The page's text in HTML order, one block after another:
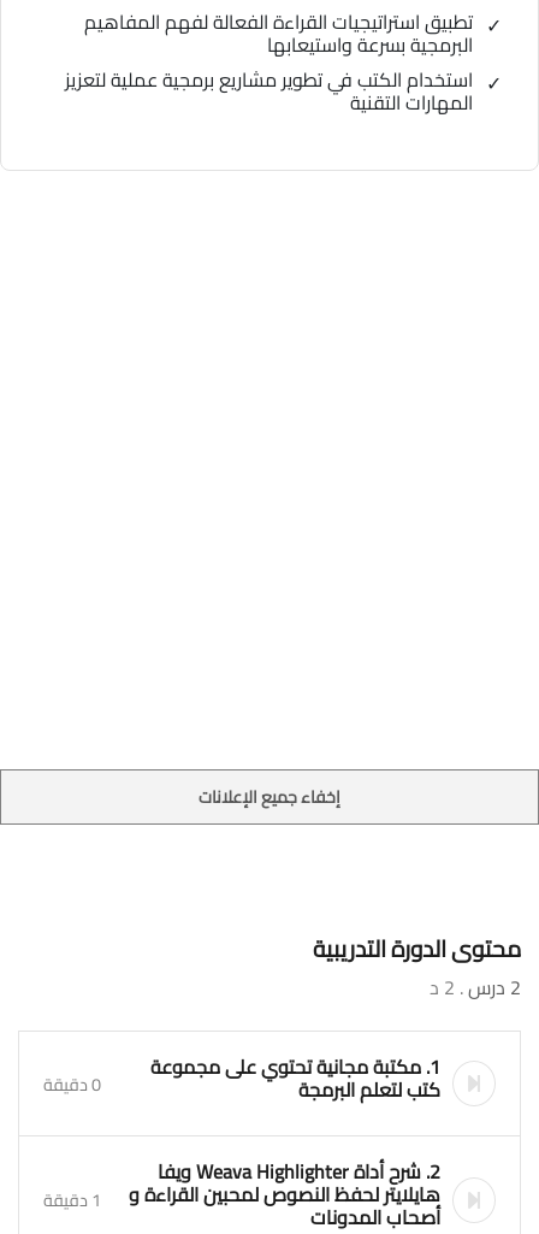
تطبيق استراتيجيات القراءة الفعالة لفهم المفاهيم
البرمجية بسرعة واستيعابها
استخدام الكتب في تطوير مشاريع برمجية عملية لتعزيز
المهارات التقنية
إخفاء جميع الإعلانات
محتوى الدورة التدريبية
2 درس . 2 د
1. مكتبة مجانية تحتوي على مجموعة
كتب لتعلم البرمجة 0 دقيقة
2. شرح أداة Weava Highlighter ويفا
هايلايتر لحفظ النصوص لمحبين القراءة و
أصحاب المدونات 1 دقيقة